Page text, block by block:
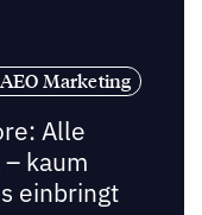
Marketing
Alle
kaum
einbringt